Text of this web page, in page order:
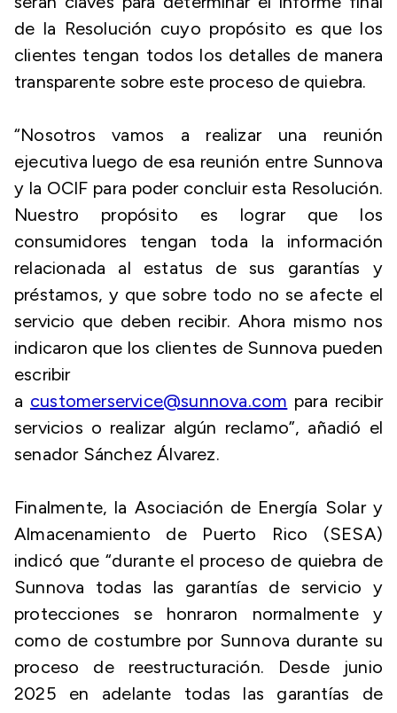
de la Resolución cuyo propósito es que los
clientes tengan todos los detalles de manera
transparente sobre este proceso de quiebra.
“Nosotros vamos a realizar una reunión
ejecutiva luego de esa reunión entre Sunnova
y la OCIF para poder concluir esta Resolución.
Nuestro propósito es lograr que los
consumidores tengan toda la información
relacionada al estatus de sus garantías y
préstamos, y que sobre todo no se afecte el
servicio que deben recibir. Ahora mismo nos
indicaron que los clientes de Sunnova pueden
escribir
a customerservice@sunnova.com para recibir
servicios o realizar algún reclamo”, añadió el
senador Sánchez Álvarez.
Finalmente, la Asociación de Energía Solar y
Almacenamiento de Puerto Rico (SESA)
indicó que “durante el proceso de quiebra de
Sunnova todas las garantías de servicio y
protecciones se honraron normalmente y
como de costumbre por Sunnova durante su
proceso de reestructuración. Desde junio
2025 en adelante todas las garantías de